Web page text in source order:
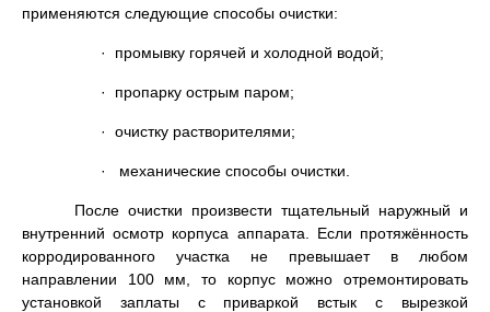
применяются следующие способы очистки:
· промывку горячей и холодной водой;
· пропарку острым паром;
· очистку растворителями;
· механические способы очистки.
После очистки произвести тщательный наружный и
внутренний осмотр корпуса аппарата. Если протяжённость
корродированного участка не превышает в любом
направлении 100 мм, то корпус можно отремонтировать
установкой заплаты с приваркой встык с вырезкой